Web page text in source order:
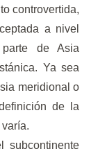
controvertida,
a nivel
de Asia
Ya sea
meridional o
de la
subcontinente